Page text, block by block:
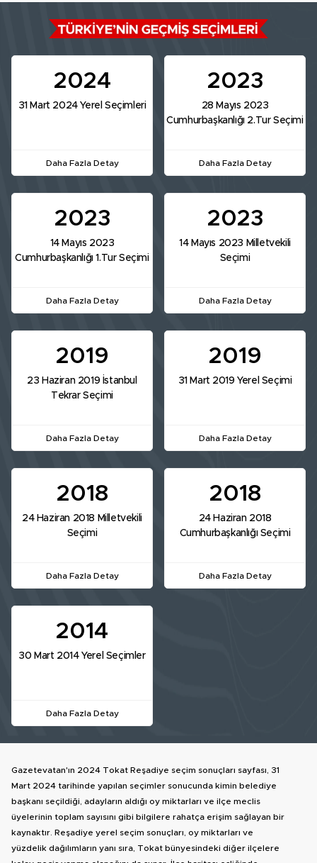
2024
31 Mart 2024 Yerel Seçimleri
Daha Fazla Detay
2023
28 Mayıs 2023
Cumhurbaşkanlığı 2.Tur Seçimi
Daha Fazla Detay
2023
14 Mayıs 2023
Cumhurbaşkanlığı 1.Tur Seçimi
Daha Fazla Detay
2023
14 Mayıs 2023 Milletvekili
Seçimi
Daha Fazla Detay
2019
23 Haziran 2019 İstanbul
Tekrar Seçimi
Daha Fazla Detay
2019
31 Mart 2019 Yerel Seçimi
Daha Fazla Detay
2018
24 Haziran 2018 Milletvekili
Seçimi
Daha Fazla Detay
2018
24 Haziran 2018
Cumhurbaşkanlığı Seçimi
Daha Fazla Detay
2014
30 Mart 2014 Yerel Seçimler
Daha Fazla Detay
Gazetevatan'ın 2024 Tokat Reşadiye seçim sonuçları sayfası, 31
Mart 2024 tarihinde yapılan seçimler sonucunda kimin belediye
başkanı seçildiği, adayların aldığı oy miktarları ve ilçe meclis
üyelerinin toplam sayısını gibi bilgilere rahatça erişim sağlayan bir
kaynaktır. Reşadiye yerel seçim sonuçları, oy miktarları ve
yüzdelik dağılımların yanı sıra, Tokat bünyesindeki diğer ilçelere